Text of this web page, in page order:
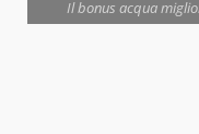
Il bonus acqua